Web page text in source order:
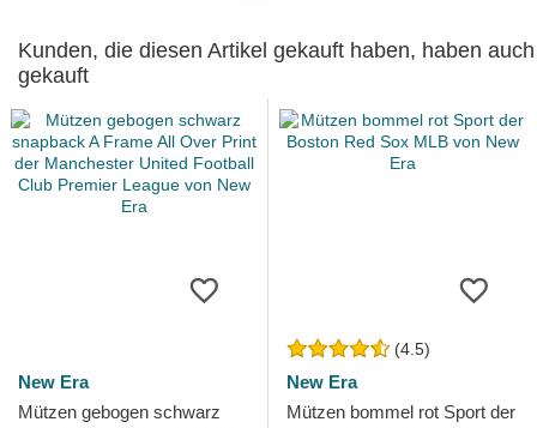
Kunden, die diesen Artikel gekauft haben, haben auch
gekauft
New Era
Mützen gebogen schwarz
(4.5)
New Era
Mützen bommel rot Sport der